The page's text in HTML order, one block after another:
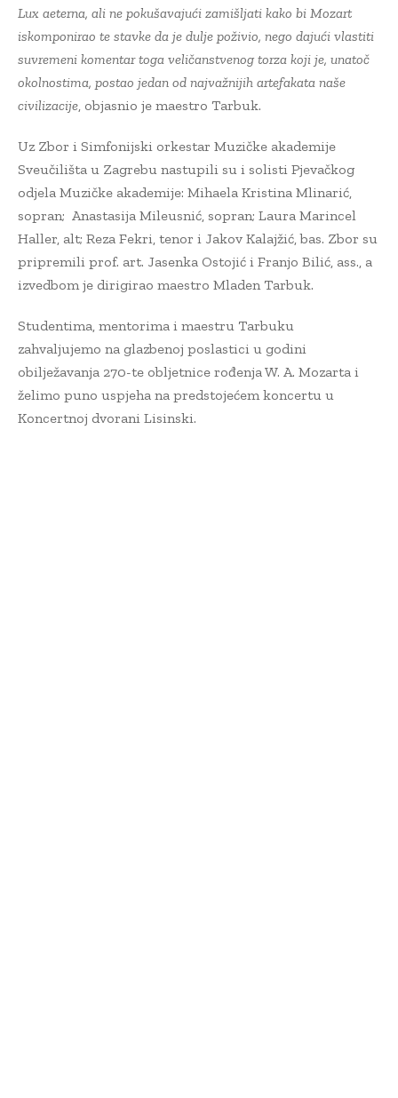
Lux aeterna, ali ne pokušavajući zamišljati kako bi Mozart
iskomponirao te stavke da je dulje poživio, nego dajući vlastiti
suvremeni komentar toga veličanstvenog torza koji je, unatoč
okolnostima, postao jedan od najvažnijih artefakata naše
civilizacije, objasnio je maestro Tarbuk.
Uz Zbor i Simfonijski orkestar Muzičke akademije
Sveučilišta u Zagrebu nastupili su i solisti Pjevačkog
odjela Muzičke akademije: Mihaela Kristina Mlinarić,
sopran; Anastasija Mileusnić, sopran; Laura Marincel
Haller, alt; Reza Fekri, tenor i Jakov Kalajžić, bas. Zbor su
pripremili prof. art. Jasenka Ostojić i Franjo Bilić, ass., a
izvedbom je dirigirao maestro Mladen Tarbuk.
Studentima, mentorima i maestru Tarbuku
zahvaljujemo na glazbenoj poslastici u godini
obilježavanja 270-te obljetnice rođenja W. A. Mozarta i
želimo puno uspjeha na predstojećem koncertu u
Koncertnoj dvorani Lisinski.